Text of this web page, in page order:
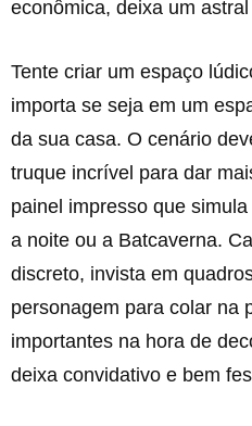
econômica, deixa um
Tente criar um espaço
importa se seja em um
da sua casa. O cenário
truque incrível para dar
painel impresso que
a noite ou a Batcaverna.
discreto, invista em
personagem para colar na
importantes na hora de
deixa convidativo e bem